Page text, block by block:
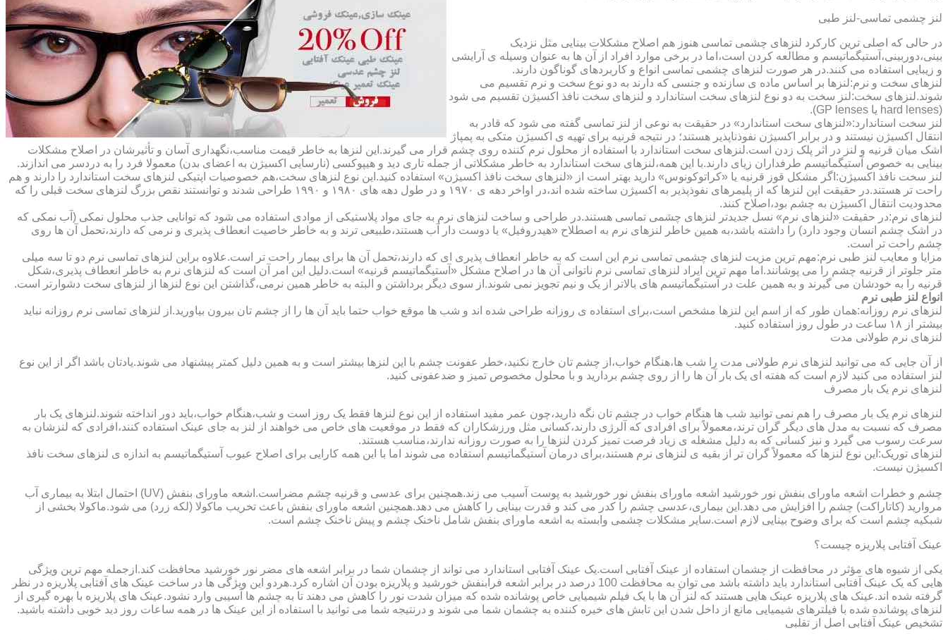
لنز چشمی تماسی-لنز طبی
در حالی که اصلی ترین کارکرد لنزهای چشمی تماسی هنوز هم اصلاح مشکلات بینایی مثل نزدیک
بینی،دوربینی،آستیگماتیسم و مطالعه کردن است،اما در برخی موارد افراد از آن ها به عنوان وسیله ی آرایشی
و زیبایی استفاده می کنند.در هر صورت لنزهای چشمی تماسی انواع و کاربردهای گوناگون دارند.
لنزهای سخت و نرم:لنزها بر اساس ماده ی سازنده و جنسی که دارند به دو نوع سخت و نرم تقسیم می
شوند.لنزهای سخت:لنز سخت به دو نوع لنزهای سخت استاندارد و لنزهای سخت نافذ اکسیژن تقسیم می شود
(hard lenses یا GP lenses).
لنز سخت استاندارد:«لنزهای سخت استاندارد» در حقیقت به نوعی از لنز تماسی گفته می شود که قادر به
انتقال اکسیژن نیستند و در برابر اکسیژن نفوذناپذیر هستند؛ در نتیجه قرنیه برای تهیه ی اکسیژن متکی به پمپاژ
اشک میان قرنیه و لنز در اثر پلک زدن است.لنزهای سخت استاندارد با استفاده از محلول نرم کننده روی چشم قرار می گیرند.این لنزها به خاطر قیمت مناسب،نگهداری آسان و تأثیرشان در اصلاح مشکلات
بینایی به خصوص آستیگماتیسم طرفداران زیای دارند.با این همه،لنزهای سخت استاندارد به خاطر مشکلاتی از جمله تاری دید و هیپوکسی (نارسایی اکسیژن به اعضای بدن) معمولا فرد را به دردسر می اندازند.
لنز سخت نافذ اکسیژن:اگر مشکل قوز قرنیه یا «کراتوکونوس» دارید بهتر است از «لنزهای سخت نافذ اکسیژن» استفاده کنید.این نوع لنزهای سخت،هم خصوصیات اپتیکی لنزهای سخت استاندارد را دارند و هم
راحت تر هستند.در حقیقت این لنزها که از پلیمرهای نفوذپذیر به اکسیژن ساخته شده اند،در اواخر دهه ی ۱۹۷۰ و در طول دهه های ۱۹۸۰ و ۱۹۹۰ طراحی شدند و توانستند نقص بزرگ لنزهای سخت قبلی را که
محدودیت انتقال اکسیژن به چشم بود،اصلاح کنند.
لنزهای نرم:در حقیقت «لنزهای نرم» نسل جدیدتر لنزهای چشمی تماسی هستند.در طراحی و ساخت لنزهای نرم به جای مواد پلاستیکی از موادی استفاده می شود که توانایی جذب محلول نمکی (آب نمکی که
در اشک چشم انسان وجود دارد) را داشته باشد،به همین خاطر لنزهای نرم به اصطلاح «هیدروفیل» یا دوست دار آب هستند،طبیعی ترند و به خاطر خاصیت انعطاف پذیری و نرمی که دارند،تحمل آن ها روی
چشم راحت تر است.
مزایا و معایب لنز طبی نرم:مهم ترین مزیت لنزهای چشمی تماسی نرم این است که به خاطر انعطاف پذیری ای که دارند،تحمل آن ها برای بیمار راحت تر است.علاوه براین لنزهای تماسی نرم دو تا سه میلی
متر جلوتر از قرنیه چشم را می پوشانند.اما مهم ترین ایراد لنزهای تماسی نرم ناتوانی آن ها در اصلاح مشکل «آستیگماتیسم قرنیه» است.دلیل این امر آن است که لنزهای نرم به خاطر انعطاف پذیری،شکل
قرنیه را به خودشان می گیرند و به همین علت در آستیگماتیسم های بالاتر از یک و نیم تجویز نمی شوند.از سوی دیگر برداشتن و البته به خاطر همین نرمی،گذاشتن این نوع لنزها از لنزهای سخت دشوارتر است.
انواع لنز طبی نرم
لنزهای نرم روزانه:همان طور که از اسم این لنزها مشخص است،برای استفاده ی روزانه طراحی شده اند و شب ها موقع خواب حتما باید آن ها را از چشم تان بیرون بیاورید.از لنزهای تماسی نرم روزانه نباید
بیشتر از ۱۸ ساعت در طول روز استفاده کنید.
لنزهای نرم طولانی مدت
از آن جایی که می توانید لنزهای نرم طولانی مدت را شب ها،هنگام خواب،از چشم تان خارج نکنید،خطر عفونت چشم با این لنزها بیشتر است و به همین دلیل کمتر پیشنهاد می شوند.یادتان باشد اگر از این نوع
لنز استفاده می کنید لازم است که هفته ای یک بار آن ها را از روی چشم بردارید و با محلول مخصوص تمیز و ضدعفونی کنید.
لنزهای نرم یک بار مصرف
لنزهای نرم یک بار مصرف را هم نمی توانید شب ها هنگام خواب در چشم تان نگه دارید،چون عمر مفید استفاده از این نوع لنزها فقط یک روز است و شب،هنگام خواب،باید دور انداخته شوند.لنزهای یک بار
مصرف که نسبت به مدل های دیگر گران ترند،معمولاً برای افرادی که آلرژی دارند،کسانی مثل ورزشکاران که فقط در موقعیت های خاص می خواهند از لنز به جای عینک استفاده کنند،افرادی که لنزشان به
سرعت رسوب می گیرد و نیز کسانی که به دلیل مشغله ی زیاد فرصت تمیز کردن لنزها را به صورت روزانه ندارند،مناسب هستند.
لنزهای توریک:این نوع لنزها که معمولاً گران تر از بقیه ی لنزهای نرم هستند،برای درمان آستیگماتیسم استفاده می شوند اما با این همه کارایی برای اصلاح عیوب آستیگماتیسم به اندازه ی لنزهای سخت نافذ
اکسیژن نیست.
چشم و خطرات اشعه ماورای بنفش نور خورشید اشعه ماورای بنفش نور خورشید به پوست آسیب می زند.همچنین برای عدسی و قرنیه چشم مضراست.اشعه ماورای بنفش (UV) احتمال ابتلا به بیماری آب
مروارید (کاتاراکت) چشم را افزایش می دهد.این بیماری،عدسی چشم را کدر می کند و قدرت بینایی را کاهش می دهد.همچنین اشعه ماورای بنفش باعث تخریب ماکولا (لکه زرد) می شود.ماکولا بخشی از
شبکیه چشم است که برای وضوح بینایی لازم است.سایر مشکلات چشمی وابسته به اشعه ماورای بنفش شامل ناخنک چشم و پیش ناخنک چشم است.
عینک آفتابی پلاریزه چیست؟
یکی از شیوه های مؤثر در محافظت از چشمان استفاده از عینک آفتابی است.یک عینک آفتابی استاندارد می تواند از چشمان شما در برابر اشعه های مضر نور خورشید محافظت کند.ازجمله مهم ترین ویژگی
هایی که یک عینک آفتابی استاندارد باید داشته باشد می توان به محافظت 100 درصد در برابر اشعه فرابنفش خورشید و پلاریزه بودن آن اشاره کرد.هردو این ویژگی ها در ساخت عینک های آفتابی پلاریزه در نظر
گرفته شده اند.عینک های پلاریزه عینک هایی هستند که لنز آن ها با یک فیلم شیمیایی خاص پوشانده شده که میزان شدت نور را کاهش می دهند تا به چشم ها آسیبی وارد نشود.عینک های پلاریزه با بهره گیری از
لنزهای پوشانده شده با فیلترهای شیمیایی مانع از داخل شدن این تابش های خیره کننده به چشمان شما می شوند و درنتیجه شما می توانید با استفاده از این عینک ها در همه ساعات روز دید خوبی داشته باشید.
تشخیص عینک آفتابی اصل از تقلبی